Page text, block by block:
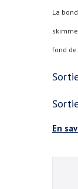
La
fond
En